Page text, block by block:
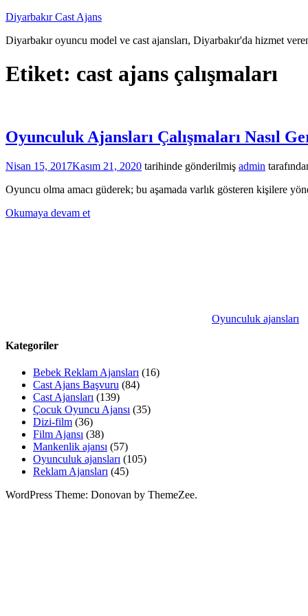
İçeriğe
Diyarbakır Cast Ajans
Diyarbakır oyuncu model ve cast ajansları, Diyarbakır'da hizmet
Etiket: cast ajans çalışmaları
Oyunculuk Ajansları Çalışmaları Nasıl
Nisan 15, 2017Kasım 21, 2020 tarihinde gönderilmiş admin
Oyuncu olma amacı güderek; bu aşamada varlık gösteren kişilere
Okumaya devam et
Oyunculuk ajansları
Kategoriler
Bebek Reklam Ajansları (16)
Cast Ajans Başvuru (84)
Cast Ajansları (139)
Çocuk Oyuncu Ajansı (35)
Dizi-film (36)
Film Ajansı (38)
Mankenlik ajansı (57)
Oyunculuk ajansları (105)
Reklam Ajansları (45)
WordPress Theme: Donovan by ThemeZee.